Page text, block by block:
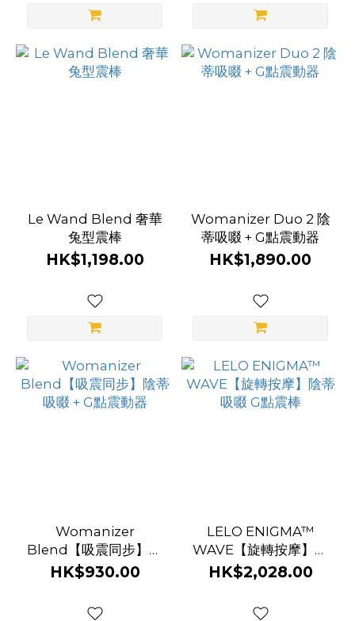
Le Wand Blend 奢華
兔型震棒
HK$1,198.00
Womanizer Duo 2 陰
蒂吸啜 + G點震動器
HK$1,890.00
Womanizer
Blend【吸震同步】陰
蒂吸啜 + G點震動器
HK$930.00
LELO ENIGMA™
WAVE【旋轉按摩】陰
蒂吸啜 G點震棒
HK$2,028.00